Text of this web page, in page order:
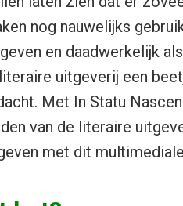
nog nauwelijks
en daadwerkelijk
uitgeverij een
Met In Statu
van de literaire
met dit multimediale